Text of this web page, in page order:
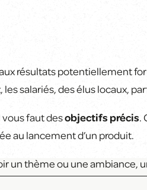
résultats potentiellement
salariés, des élus locaux,
vous faut desobjectifs précis.
au lancement d’un produit.
un thème ou une ambiance,